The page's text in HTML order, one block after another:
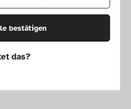
bestätigen
das?
können wir durch